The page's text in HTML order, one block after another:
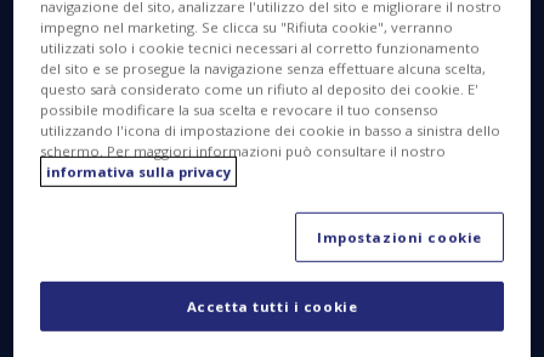
Il modulo è ora in viaggio verso la camera pulita di
Airbus a Brema, in Germania, dove continuerà
l’integrazione e svolgerà i test finali per i quali un
gruppo di ingegneri di Thales Alenia Space
continuerà a dare supporto in loco.
Orion è stato progettato per portare gli astronauti
sulla Luna, come parte del Programma Artemis
navigazione del sito, analizzare l'utilizzo del sito e migliorare il nostro
impegno nel marketing. Se clicca su "Rifiuta cookie", verranno
utilizzati solo i cookie tecnici necessari al corretto funzionamento
del sito e se prosegue la navigazione senza effettuare alcuna scelta,
questo sarà considerato come un rifiuto al deposito dei cookie. E'
possibile modificare la sua scelta e revocare il tuo consenso
utilizzando l'icona di impostazione dei cookie in basso a sinistra dello
schermo. Per maggiori informazioni può consultare il nostro
informativa sulla privacy
Impostazioni cookie
Accetta tutti i cookie